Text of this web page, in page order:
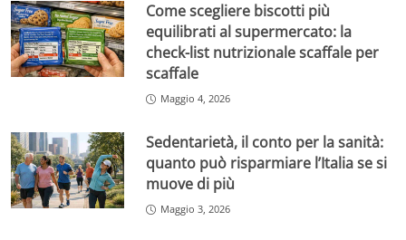
Come scegliere biscotti più
equilibrati al supermercato: la
check-list nutrizionale scaffale per
scaffale
Maggio 4, 2026
Sedentarietà, il conto per la sanità:
quanto può risparmiare l’Italia se si
muove di più
Maggio 3, 2026